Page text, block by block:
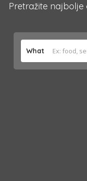
Pretražite najbolje
What